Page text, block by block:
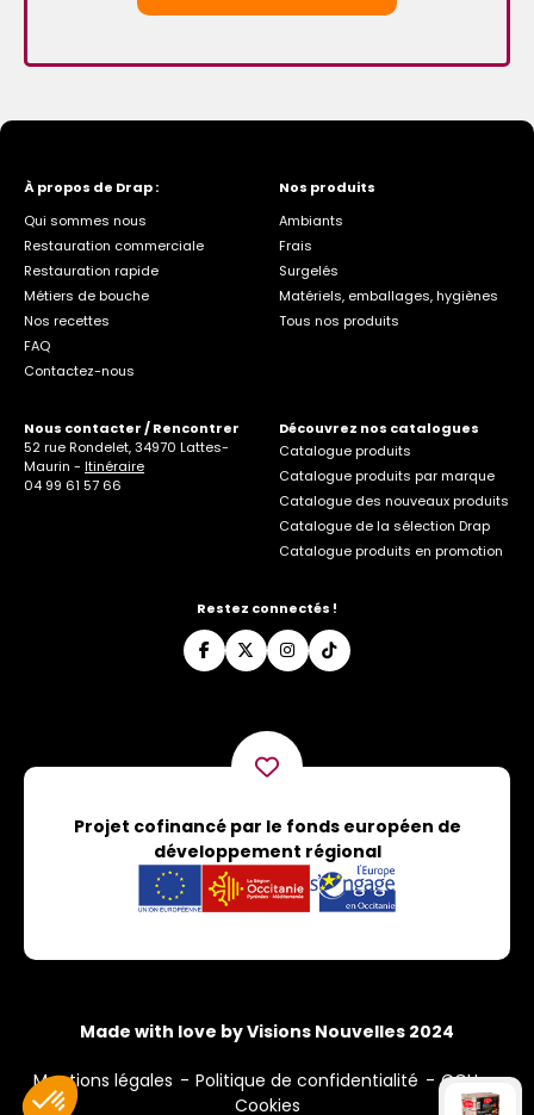
À propos de Drap :
Qui sommes nous
Restauration commerciale
Restauration rapide
Métiers de bouche
Nos recettes
FAQ
Contactez-nous
Nos produits
Ambiants
Frais
Surgelés
Matériels, emballages, hygiènes
Tous nos produits
Nous contacter / Rencontrer
52 rue Rondelet, 34970 Lattes-
Maurin - Itinéraire
04 99 61 57 66
Découvrez nos catalogues
Catalogue produits
Catalogue produits par marque
Catalogue des nouveaux produits
Catalogue de la sélection Drap
Catalogue produits en promotion
Restez connectés !
Projet cofinancé par le fonds européen de
développement régional
Made with love by Visions Nouvelles 2024
Mentions légales Politique de confidentialité
CGU
Cookies